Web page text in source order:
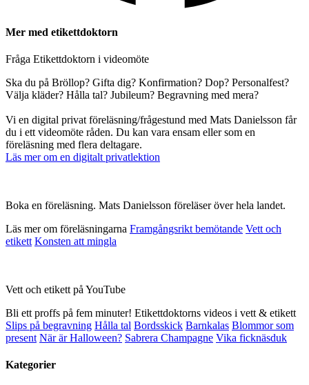
Mer med etikettdoktorn
Fråga Etikettdoktorn i videomöte
Ska du på Bröllop? Gifta dig? Konfirmation? Dop? Personalfest?
Välja kläder? Hålla tal? Jubileum? Begravning med mera?
Vi en digital privat föreläsning/frågestund med Mats Danielsson får
du i ett videomöte råden. Du kan vara ensam eller som en
föreläsning med flera deltagare.
Läs mer om en digitalt privatlektion
Boka en föreläsning. Mats Danielsson föreläser över hela landet.
Läs mer om föreläsningarna Framgångsrikt bemötande Vett och
etikett Konsten att mingla
Vett och etikett på YouTube
Bli ett proffs på fem minuter! Etikettdoktorns videos i vett & etikett
Slips på begravning Hålla tal Bordsskick Barnkalas Blommor som
present När är Halloween? Sabrera Champagne Vika ficknäsduk
Kategorier